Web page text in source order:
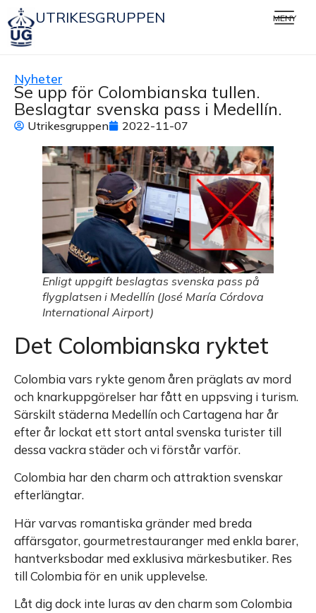
UTRIKESGRUPPEN MENY
Nyheter
Se upp för Colombianska tullen.
Beslagtar svenska pass i Medellín.
Utrikesgruppen 2022-11-07
Enligt uppgift beslagtas svenska pass på
flygplatsen i Medellín (José María Córdova
International Airport)
Det Colombianska ryktet
Colombia vars rykte genom åren präglats av mord
och knarkuppgörelser har fått en uppsving i turism.
Särskilt städerna Medellín och Cartagena har år
efter år lockat ett stort antal svenska turister till
dessa vackra städer och vi förstår varför.
Colombia har den charm och attraktion svenskar
efterlängtar.
Här varvas romantiska gränder med breda
affärsgator, gourmetrestauranger med enkla barer,
hantverksbodar med exklusiva märkesbutiker. Res
till Colombia för en unik upplevelse.
Låt dig dock inte luras av den charm som Colombia